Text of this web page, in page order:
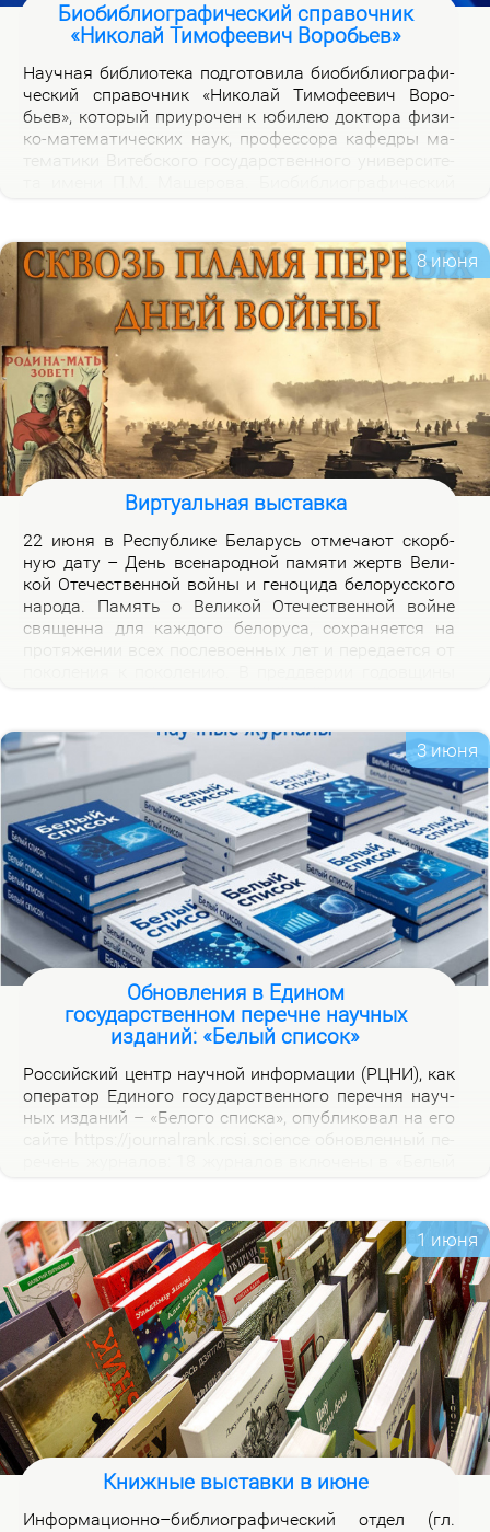
Биобиблиографический справочник
«Николай Тимофеевич Воробьев»
На­уч­ная биб­лио­те­ка под­го­то­ви­ла био­биб­лио­гра­фи­
че­ский спра­воч­ник «Ни­ко­лай Ти­мо­фе­е­вич Во­ро­
бьев», ко­то­рый при­уро­чен к юби­лею док­то­ра физи­
ко-ма­те­ма­ти­че­ских на­ук, про­фес­со­ра ка­фед­ры ма­
2026 го­дов и пуб­ли­ка­ций о нем и его ра­бо­тах. Спра­
воч­ник пред­на­зна­чен для на­уч­ных ра­бот­ни­ков, пре­
по­да­ва­те­лей, ас­пи­ран­тов, сту­ден­тов, всех тех, кто
ин­те­ре­су­ет­ся тео­ри­ей клас­сов ко­неч­ных групп и ме­
то­ди­кой пре­по­да­ва­ния ма­те­ма­ти­ки в шко­ле и ву­зе,
а так­же жиз­нью и де­я­тель­но­стью Ни­ко­лая Ти­мо­фе­
е­ви­ча Во­ро­бье­ва.
8 июня
Виртуальная выставка
22 июня в Рес­пуб­ли­ке Бе­ла­русь от­ме­ча­ют скорб­
ную да­ту – День все­на­род­ной па­мя­ти жертв Ве­ли­
кой Оте­че­ствен­ной вой­ны и ге­но­ци­да бе­ло­рус­ско­го
на­ро­да. Па­мять о Ве­ли­кой Оте­че­ствен­ной войне
свя­щен­на для каж­до­го бе­ло­ру­са, со­хра­ня­ет­ся на
пер­вых дней вой­ны», ко­то­рая по­свя­ща­ет­ся тра­ги­че­
ским и ге­ро­и­че­ским стра­ни­цам ис­то­рии борь­бы с
немец­ко-фа­шист­ски­ми за­хват­чи­ка­ми в на­чаль­ный
пе­ри­од вой­ны.
3 июня
Обновления в Едином
государственном перечне научных
изданий: «Белый список»
Рос­сий­ский центр на­уч­ной ин­фор­ма­ции (РЦНИ), как
опе­ра­тор Еди­но­го го­судар­ствен­но­го пе­реч­ня на­уч­
ных из­да­ний – «Бе­ло­го спис­ка», опуб­ли­ко­вал на его
на­лов на вклад­ке «Уров­ни» раз­ме­ще­ны при­ме­ча­ния,
по­яс­ня­ю­щие при­чи­ны вклю­че­ния жур­на­лов и из­ме­
не­ния уров­ней.
1 июня
Книжные выставки в июне
Ин­фор­ма­ци­он­но–биб­лио­гра­фи­че­ский от­дел (гл.